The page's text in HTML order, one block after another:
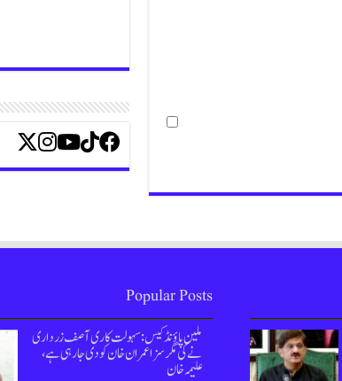
Popular Posts
ملین پاؤنڈ کیس : سہولت کاری آصف زرداری
نے کی مگر سزا عمران خان کو دی جارہی ہے،
علیمہ خان